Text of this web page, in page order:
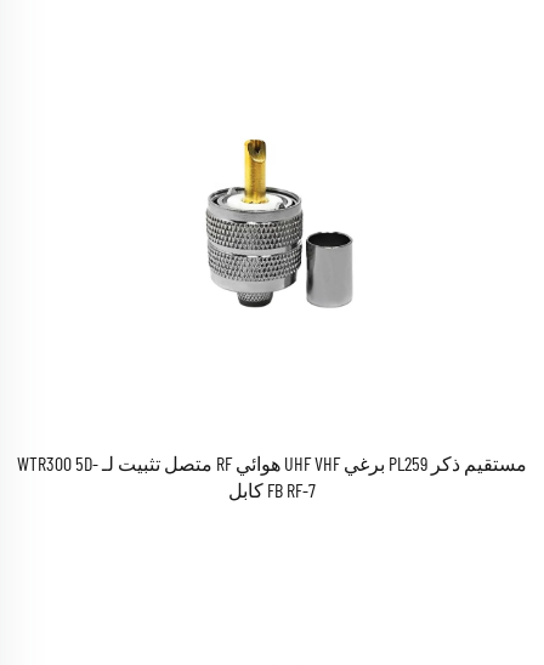
مستقيم ذكر PL259 برغي UHF VHF هوائي RF متصل تثبيت لـ WTR300 5D-
FB RF-7 كابل